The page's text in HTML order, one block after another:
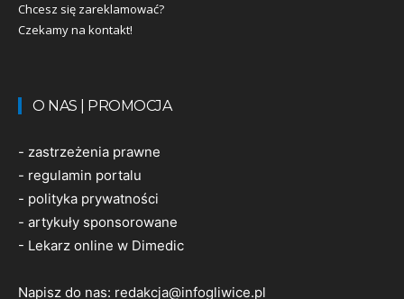
Chcesz się zareklamować?
Czekamy na kontakt!
O NAS | PROMOCJA
- zastrzeżenia prawne
- regulamin portalu
- polityka prywatności
- artykuły sponsorowane
- Lekarz online w Dimedic
Napisz do nas: redakcja@infogliwice.pl